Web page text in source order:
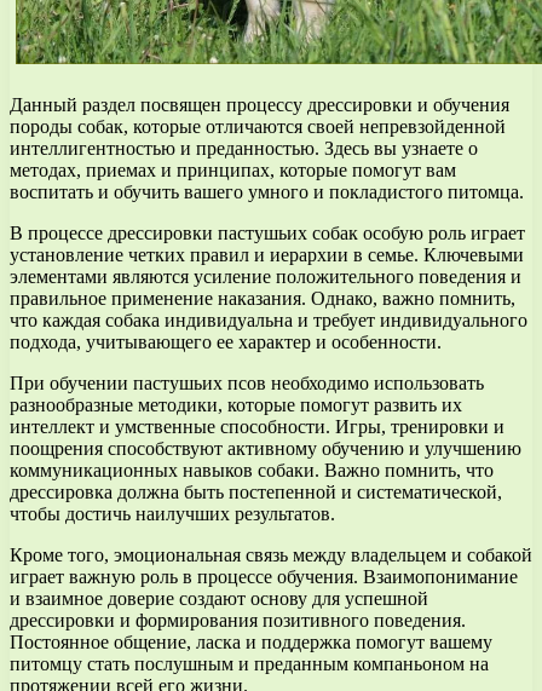
Данный раздел посвящен процессу дрессировки и обучения
породы собак, которые отличаются своей непревзойденной
интеллигентностью и преданностью. Здесь вы узнаете о
методах, приемах и принципах, которые помогут вам
воспитать и обучить вашего умного и покладистого питомца.
В процессе дрессировки пастушьих собак особую роль играет
установление четких правил и иерархии в семье. Ключевыми
элементами являются усиление положительного поведения и
правильное применение наказания. Однако, важно помнить,
что каждая собака индивидуальна и требует индивидуального
подхода, учитывающего ее характер и особенности.
При обучении пастушьих псов необходимо использовать
разнообразные методики, которые помогут развить их
интеллект и умственные способности. Игры, тренировки и
поощрения способствуют активному обучению и улучшению
коммуникационных навыков собаки. Важно помнить, что
дрессировка должна быть постепенной и систематической,
чтобы достичь наилучших результатов.
Кроме того, эмоциональная связь между владельцем и собакой
играет важную роль в процессе обучения. Взаимопонимание
и взаимное доверие создают основу для успешной
дрессировки и формирования позитивного поведения.
Постоянное общение, ласка и поддержка помогут вашему
питомцу стать послушным и преданным компаньоном на
протяжении всей его жизни.